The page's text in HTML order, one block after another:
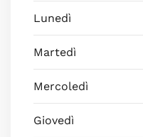
Lunedì
Martedì
Mercoledì
Giovedì